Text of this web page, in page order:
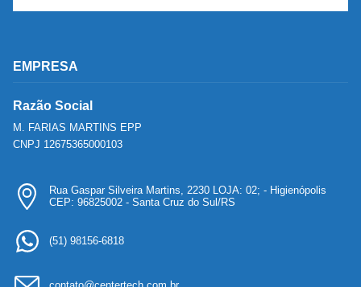
EMPRESA
Razão Social
M. FARIAS MARTINS EPP
CNPJ 12675365000103
Rua Gaspar Silveira Martins, 2230 LOJA: 02; - Higienópolis
CEP: 96825002 - Santa Cruz do Sul/RS
(51) 98156-6818